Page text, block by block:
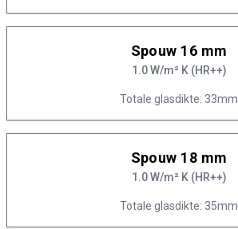
Spouw 16 mm
1.0 W/m² K (HR++)
Totale glasdikte: 33mm
Spouw 18 mm
1.0 W/m² K (HR++)
Totale glasdikte: 35mm